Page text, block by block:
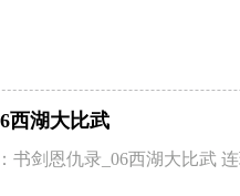
西湖大比武
书剑恩仇录_06西湖大比武